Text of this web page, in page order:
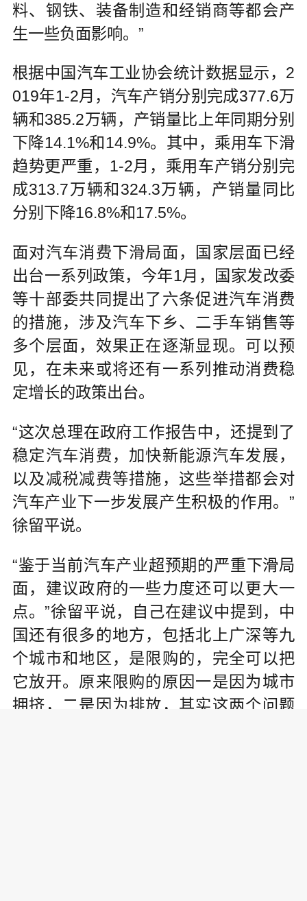
料、钢铁、装备制造和经销商等都会产
生一些负面影响。”
根据中国汽车工业协会统计数据显示，2
019年1-2月，汽车产销分别完成377.6万
辆和385.2万辆，产销量比上年同期分别
下降14.1%和14.9%。其中，乘用车下滑
趋势更严重，1-2月，乘用车产销分别完
成313.7万辆和324.3万辆，产销量同比
分别下降16.8%和17.5%。
面对汽车消费下滑局面，国家层面已经
出台一系列政策，今年1月，国家发改委
等十部委共同提出了六条促进汽车消费
的措施，涉及汽车下乡、二手车销售等
多个层面，效果正在逐渐显现。可以预
见，在未来或将还有一系列推动消费稳
定增长的政策出台。
“这次总理在政府工作报告中，还提到了
稳定汽车消费，加快新能源汽车发展，
以及减税减费等措施，这些举措都会对
汽车产业下一步发展产生积极的作用。”
徐留平说。
“鉴于当前汽车产业超预期的严重下滑局
面，建议政府的一些力度还可以更大一
点。”徐留平说，自己在建议中提到，中
国还有很多的地方，包括北上广深等九
个城市和地区，是限购的，完全可以把
它放开。原来限购的原因一是因为城市
拥挤，二是因为排放，其实这两个问题